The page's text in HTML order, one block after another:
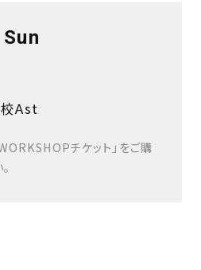
Ast
チケット」をご購